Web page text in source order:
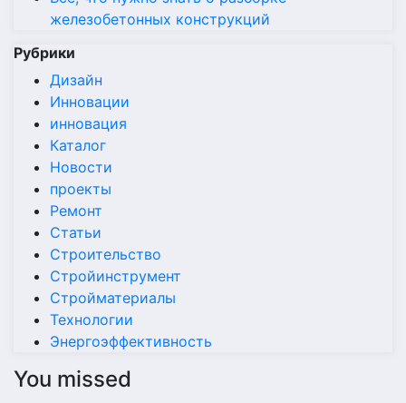
железобетонных конструкций
Рубрики
Дизайн
Инновации
инновация
Каталог
Новости
проекты
Ремонт
Статьи
Строительство
Стройинструмент
Стройматериалы
Технологии
Энергоэффективность
You missed